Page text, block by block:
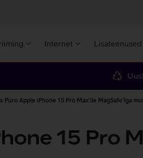
Internet Lisateenused
Puro Apple iPhone 15 Pro Max'ile MagSafe'iga
15 Pro